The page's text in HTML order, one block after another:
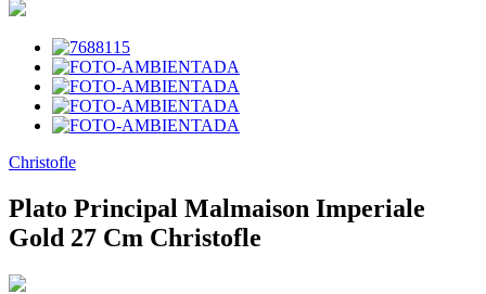
Christofle
Plato Principal Malmaison Imperiale
Gold 27 Cm Christofle